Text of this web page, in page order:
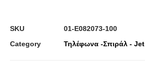
SKU
01-E082073-100
Category
Τηλέφωνα -Σπιράλ - Jet